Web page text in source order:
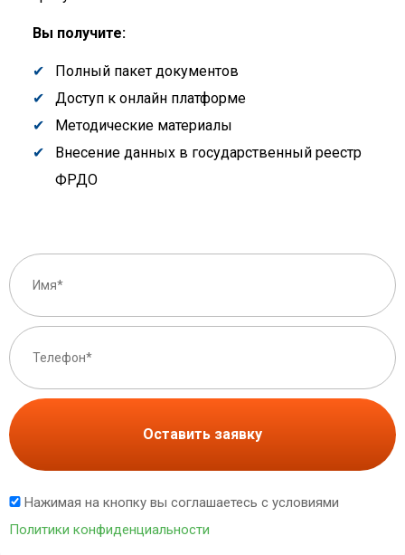
Вы получите:
Полный пакет документов
Доступ к онлайн платформе
Методические материалы
Внесение данных в государственный реестр
ФРДО
Оставить заявку
Нажимая на кнопку вы соглашаетесь с условиями
Политики конфиденциальности